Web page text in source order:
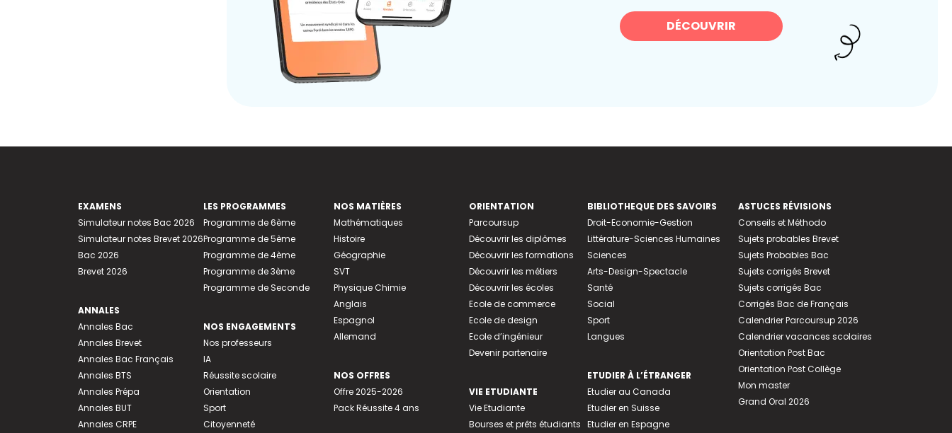
DÉCOUVRIR
EXAMENS
Simulateur notes Bac 2026
Simulateur notes Brevet 2026
Bac 2026
Brevet 2026
ANNALES
Annales Bac
Annales Brevet
Annales Bac Français
Annales BTS
Annales Prépa
Annales BUT
Annales CRPE
LES PROGRAMMES
Programme de 6ème
Programme de 5ème
Programme de 4ème
Programme de 3ème
Programme de Seconde
NOS ENGAGEMENTS
Nos professeurs
IA
Réussite scolaire
Orientation
Sport
Citoyenneté
NOS MATIÈRES
Mathématiques
Histoire
Géographie
SVT
Physique Chimie
Anglais
Espagnol
Allemand
NOS OFFRES
Offre 2025-2026
Pack Réussite 4 ans
ORIENTATION
Parcoursup
Découvrir les diplômes
Découvrir les formations
Découvrir les métiers
Découvrir les écoles
Ecole de commerce
Ecole de design
Ecole d’ingénieur
Devenir partenaire
VIE ETUDIANTE
Vie Etudiante
Bourses et prêts étudiants
BIBLIOTHEQUE DES SAVOIRS
Droit-Economie-Gestion
Littérature-Sciences Humaines
Sciences
Arts-Design-Spectacle
Santé
Social
Sport
Langues
ETUDIER À L’ÉTRANGER
Etudier au Canada
Etudier en Suisse
Etudier en Espagne
ASTUCES RÉVISIONS
Conseils et Méthodo
Sujets probables Brevet
Sujets Probables Bac
Sujets corrigés Brevet
Sujets corrigés Bac
Corrigés Bac de Français
Calendrier Parcoursup 2026
Calendrier vacances scolaires
Orientation Post Bac
Orientation Post Collège
Mon master
Grand Oral 2026